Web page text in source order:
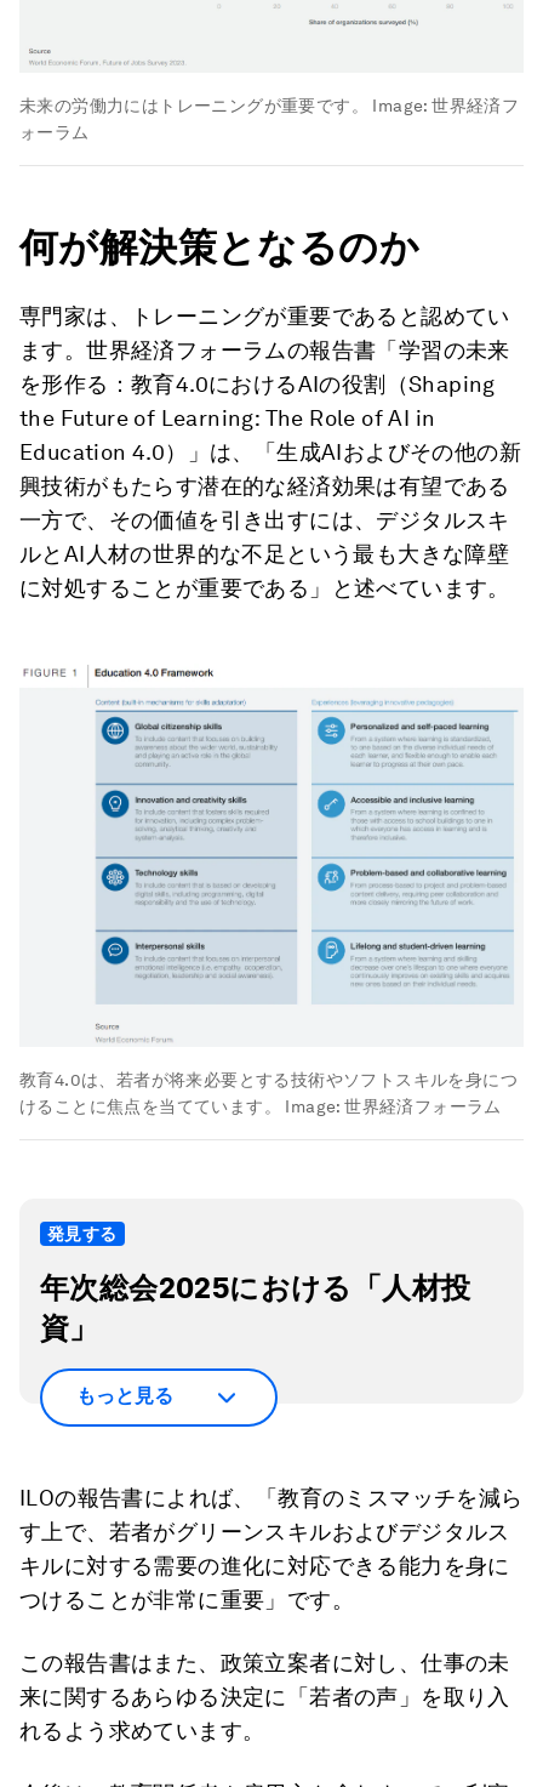
未来の労働力にはトレーニングが重要です。 Image:世界経済フ
ォーラム
何が解決策となるのか
専門家は、トレーニングが重要であると認めてい
ます。世界経済フォーラムの報告書「学習の未来
を形作る：教育4.0におけるAIの役割（Shaping
the Future of Learning: The Role of AI in
Education 4.0）」は、「生成AIおよびその他の新
興技術がもたらす潜在的な経済効果は有望である
一方で、その価値を引き出すには、デジタルスキ
ルとAI人材の世界的な不足という最も大きな障壁
に対処することが重要である」と述べています。
教育4.0は、若者が将来必要とする技術やソフトスキルを身につ
けることに焦点を当てています。
Image:世界経済フォーラム
発見する
年次総会2025における「人材投
資」
もっと見る
ILOの報告書によれば、「教育のミスマッチを減ら
す上で、若者がグリーンスキルおよびデジタルス
キルに対する需要の進化に対応できる能力を身に
つけることが非常に重要」です。
この報告書はまた、政策立案者に対し、仕事の未
来に関するあらゆる決定に「若者の声」を取り入
れるよう求めています。